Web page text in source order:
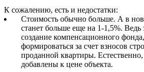
К сожалению, есть и недостатки:
Стоимость обычно больше. А в
станет больше еще на 1-1,5%. Ведь
создание компенсационного
формироваться за счет взносов
проданной квартиры. Естественно,
добавлены к цене объекта.